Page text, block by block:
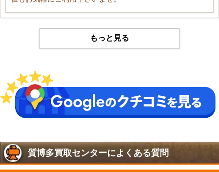
もっと見る
質博多買取センターによくある質問